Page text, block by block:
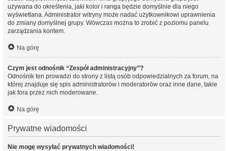
używana do określenia, jaki kolor i ranga będzie domyślnie dla niego
wyświetlana. Administrator witryny może nadać użytkownikowi uprawnienia
do zmiany domyślnej grupy. Wówczas można to zrobić z poziomu panelu
zarządzania kontem.
Na górę
Czym jest odnośnik “Zespół administracyjny”?
Odnośnik ten prowadzi do strony z listą osób odpowiedzialnych za forum, na
której znajduje się spis administratorów i moderatorów oraz inne dane, takie
jak fora przez nich moderowane.
Na górę
Prywatne wiadomości
Nie mogę wysyłać prywatnych wiadomości!